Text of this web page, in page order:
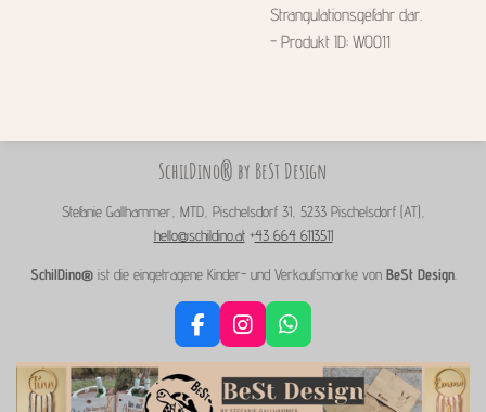
Strangulationsgefahr dar.
- Produkt ID: W0011
SchilDino® by BeSt Design
Stefanie Gallhammer, MTD, Pischelsdorf 31, 5233 Pischelsdorf (AT),
hello@schildino.at+43 664 6113511
SchilDino®ist die eingetragene Kinder- und Verkaufsmarke vonBeSt Design.
F
a
e
I
n
s
t
W
h
a
t